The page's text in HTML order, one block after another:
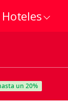
Hoteles
un 20%